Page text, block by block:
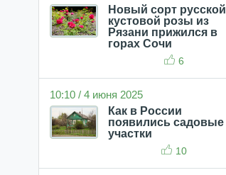
Новый сорт русской
кустовой розы из
Рязани прижился в
горах Сочи
6
10:10 / 4 июня 2025
Как в России
появились садовые
участки
10